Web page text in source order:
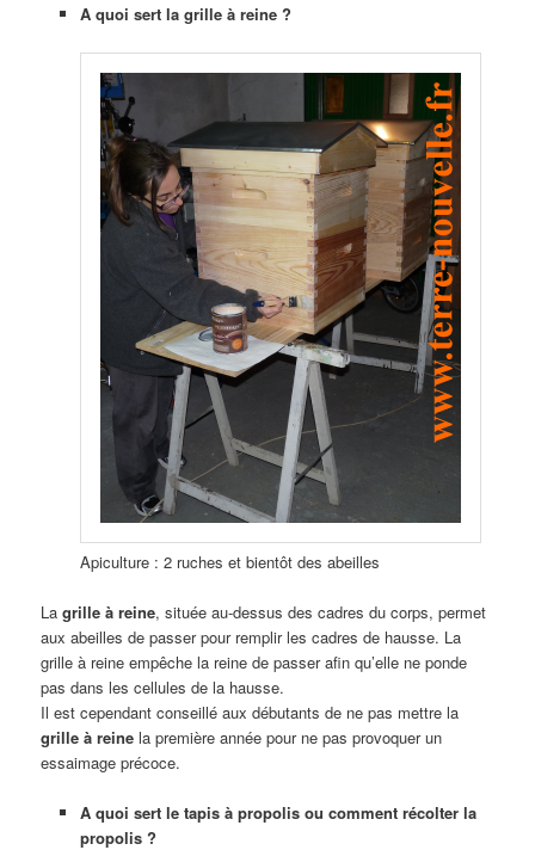
A quoi sert la grille à reine ?
Apiculture : 2 ruches et bientôt des abeilles
Lagrille à reine, située au-dessus des cadres du corps, permet
aux abeilles de passer pour remplir les cadres de hausse. La
grille à reine empêche la reine de passer afin qu’elle ne ponde
pas dans les cellules de la hausse.
Il est cependant conseillé aux débutants de ne pas mettre la
grille à reine la première année pour ne pas provoquer un
essaimage précoce.
A quoi sert le tapis à propolis ou comment récolter la
propolis ?